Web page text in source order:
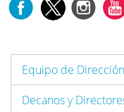
Equipo de Dirección
Decanos y